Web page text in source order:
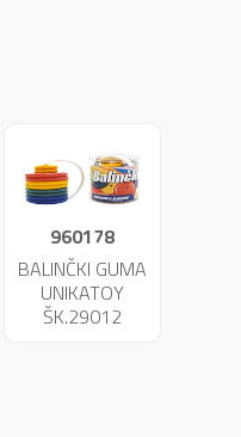
960178
BALINČKI GUMA
UNIKATOY
ŠK.29012